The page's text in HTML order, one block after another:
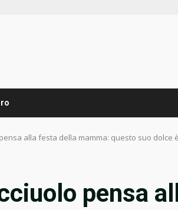
alla festa della mamma: questo suo dolce
pensa